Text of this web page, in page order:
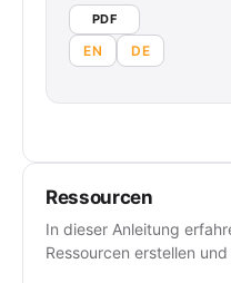
PDF
EN DE
Ressourcen
In dieser Anleitung
Ressourcen erstellen